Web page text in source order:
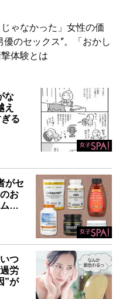
ゃなかった」女性の価
優のセックス”。「おかし
体験とは
な
え
る
がセ
お
ム…
つ
労
”が